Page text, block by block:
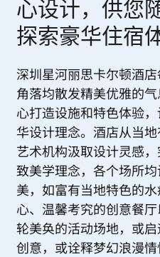
心设计，供您
探索豪华住宿
深圳星河丽思卡尔顿酒
角落均散发精美优雅的
心打造设施和特色体验
华设计理念。酒店从当
艺术机构汲取设计灵感
致美学理念，各个场所
美，如富有当地特色的
心、温馨考究的创意餐
轮美奂的活动场地，或
创意，或诠释梦幻浪漫情